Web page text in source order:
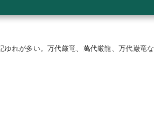
れが多い。万代厳竜、萬代厳龍、万代巌竜な